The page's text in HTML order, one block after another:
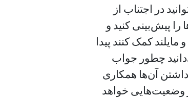
در اجتناب از
پیش‌بینی کنید و
کمک کنند پیدا
چطور جواب
آن‌ها همکاری
وضعیت‌هایی خواهد